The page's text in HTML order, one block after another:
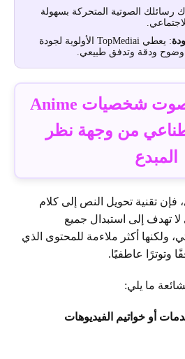
رسائلك الصوتية المتحركة بسهولة
: يعطي TopMediai الأولوية لجودة
وضوح ودقة وتدفق طبيعي.
الجزء الثالث: صوت شخصيات Anime
من وجهة نظر
المبدع
تقنية تحويل النص إلى كلام
لا تهدف إلى استبدال جميع
ولكنها أكثر ملاءمة للمحتوى الذي
وتوترًا عاطفيًا.
ما يلي:
أو خواتيم الفيديوهات